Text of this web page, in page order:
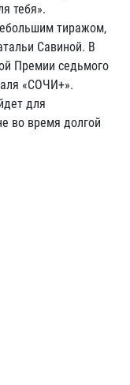
тебя».
тиражом,
Савиной. В
Премии седьмого
«СОЧИ+».
для
во время долгой